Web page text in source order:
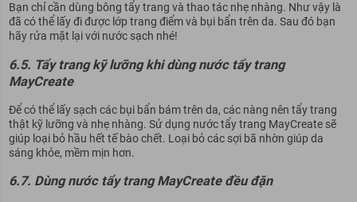
Bạn chỉ cần dùng bông tẩy trang và thao tác nhẹ nhàng. Như vậy là
đã có thể lấy đi được lớp trang điểm và bụi bẩn trên da. Sau đó bạn
hãy rửa mặt lại với nước sạch nhé!
6.5. Tẩy trang kỹ lưỡng khi dùng nước tẩy trang
MayCreate
Để có thể lấy sạch các bụi bẩn bám trên da, các nàng nên tẩy trang
thật kỹ lưỡng và nhẹ nhàng. Sử dụng nước tẩy trang MayCreate sẽ
giúp loại bỏ hầu hết tế bào chết. Loại bỏ các sợi bã nhờn giúp da
sáng khỏe, mềm mịn hơn.
6.7. Dùng nước tẩy trang MayCreate đều đặn